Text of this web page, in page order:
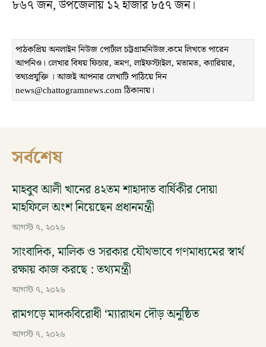
৮৬৭ জন, উপজেলায় ১২ হাজার ৮৫৭ জন।
পাঠকপ্রিয় অনলাইন নিউজ পোর্টাল চট্টগ্রামনিউজ.কমে লিখতে পারেন
আপনিও। লেখার বিষয় ফিচার, ভ্রমণ, লাইফস্টাইল, মতামত, ক্যারিয়ার,
তথ্যপ্রযুক্তি । আজই আপনার লেখাটি পাঠিয়ে দিন
news@chattogramnews.com ঠিকানায়।
সর্বশেষ
মাহবুব আলী খানের ৪২তম শাহাদাত বার্ষিকীর দোয়া
মাহফিলে অংশ নিয়েছেন প্রধানমন্ত্রী
আগস্ট ৭, ২০২৬
সাংবাদিক, মালিক ও সরকার যৌথভাবে গণমাধ্যমের স্বার্থ
রক্ষায় কাজ করছে : তথ্যমন্ত্রী
আগস্ট ৭, ২০২৬
রামগড়ে মাদকবিরোধী ‘ম্যারাথন দৌড় অনুষ্ঠিত
আগস্ট ৭, ২০২৬